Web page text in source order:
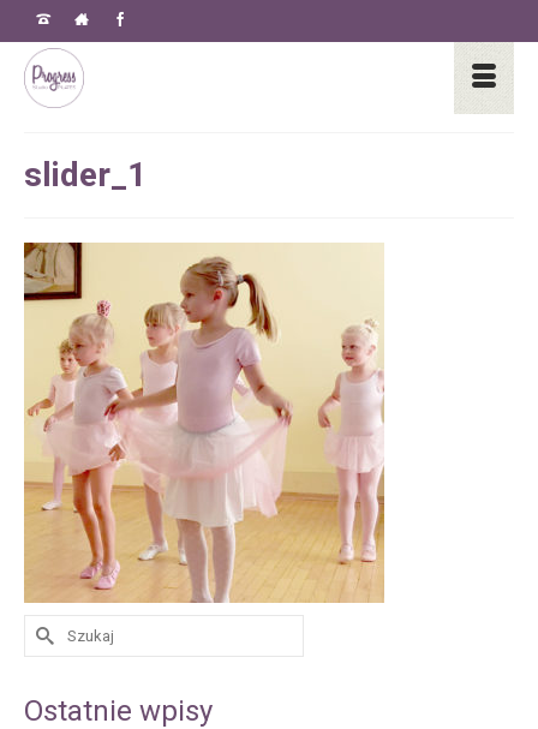
slider_1
Ostatnie wpisy